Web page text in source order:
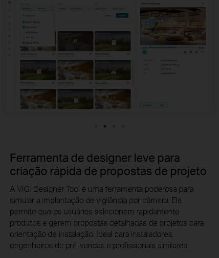
Ferramenta de designer leve para
criação rápida de propostas de projeto
A VIGI Designer Tool é uma ferramenta poderosa para
simular a implantação de vigilância por câmera. Ele
permite que os usuários selecionem rapidamente
produtos e gerem propostas detalhadas de projetos para
orientação de instalação. Ideal para instaladores,
engenheiros de pré-vendas e profissionais similares.